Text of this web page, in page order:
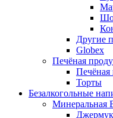
Другие
Globex
Печёная
Печёная
Торты
Безалкогольные
Минеральная